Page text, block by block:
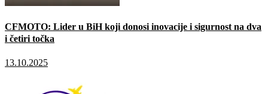
CFMOTO: Lider u BiH koji donosi inovacije i sigurnost na dva
i četiri točka
13.10.2025